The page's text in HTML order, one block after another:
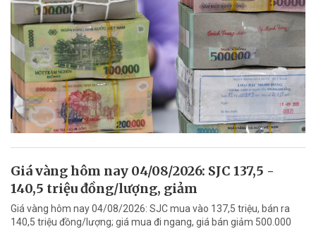
Giá vàng hôm nay 04/08/2026: SJC 137,5 -
140,5 triệu đồng/lượng, giảm
Giá vàng hôm nay 04/08/2026: SJC mua vào 137,5 triệu, bán ra
140,5 triệu đồng/lượng; giá mua đi ngang, giá bán giảm 500.000